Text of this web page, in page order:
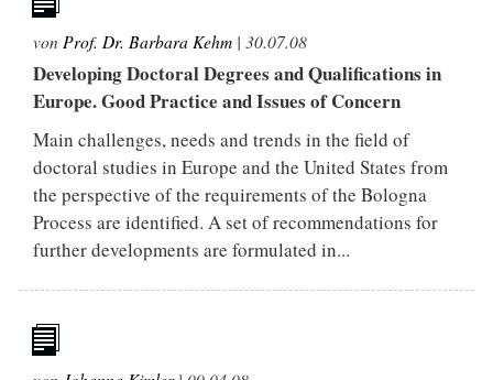
von Prof. Dr. Barbara Kehm | 30.07.08
Developing Doctoral Degrees and Qualifications in
Europe. Good Practice and Issues of Concern
Main challenges, needs and trends in the field of
doctoral studies in Europe and the United States from
the perspective of the requirements of the Bologna
Process are identified. A set of recommendations for
further developments are formulated in...